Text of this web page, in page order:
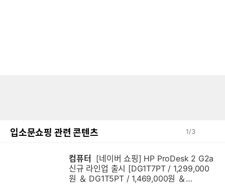
입소문쇼핑 관련 콘텐츠 1/3
컴퓨터
신규 라인업 출시 [DG1T7PT / 1,299,000
원 ＆ DG1T5PT / 1,469,000원 ＆